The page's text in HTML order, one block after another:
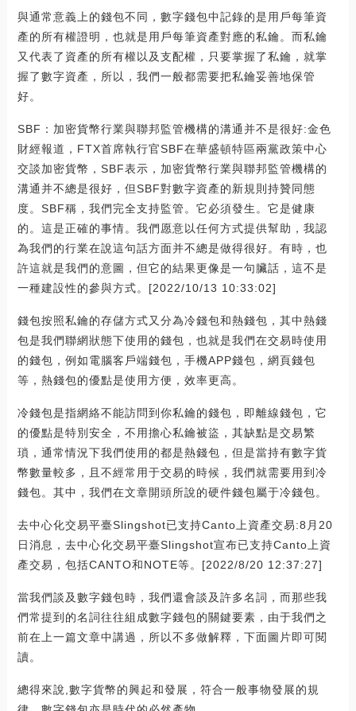
與通常意義上的錢包不同，數字錢包中記錄的是用戶每筆資
產的所有權證明，也就是用戶每筆資產對應的私鑰。而私鑰
又代表了資產的所有權以及支配權，只要掌握了私鑰，就掌
握了數字資產，所以，我們一般都需要把私鑰妥善地保管
好。
SBF：加密貨幣行業與聯邦監管機構的溝通并不是很好:金色
財經報道，FTX首席執行官SBF在華盛頓特區兩黨政策中心
交談加密貨幣，SBF表示，加密貨幣行業與聯邦監管機構的
溝通并不總是很好，但SBF對數字資產的新規則持贊同態
度。SBF稱，我們完全支持監管。它必須發生。它是健康
的。這是正確的事情。我們愿意以任何方式提供幫助，我認
為我們的行業在說這句話方面并不總是做得很好。有時，也
許這就是我們的意圖，但它的結果更像是一句臟話，這不是
一種建設性的參與方式。[2022/10/13 10:33:02]
錢包按照私鑰的存儲方式又分為冷錢包和熱錢包，其中熱錢
包是我們聯網狀態下使用的錢包，也就是我們在交易時使用
的錢包，例如電腦客戶端錢包，手機APP錢包，網頁錢包
等，熱錢包的優點是使用方便，效率更高。
冷錢包是指網絡不能訪問到你私鑰的錢包，即離線錢包，它
的優點是特別安全，不用擔心私鑰被盜，其缺點是交易繁
瑣，通常情況下我們使用的都是熱錢包，但是當持有數字貨
幣數量較多，且不經常用于交易的時候，我們就需要用到冷
錢包。其中，我們在文章開頭所說的硬件錢包屬于冷錢包。
去中心化交易平臺Slingshot已支持Canto上資產交易:8月20
日消息，去中心化交易平臺Slingshot宣布已支持Canto上資
產交易，包括CANTO和NOTE等。[2022/8/20 12:37:27]
當我們談及數字錢包時，我們還會談及許多名詞，而那些我
們常提到的名詞往往組成數字錢包的關鍵要素，由于我們之
前在上一篇文章中講過，所以不多做解釋，下面圖片即可閱
讀。
總得來說,數字貨幣的興起和發展，符合一般事物發展的規